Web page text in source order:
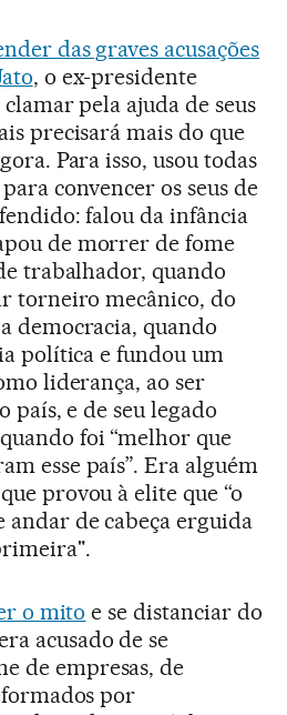
das graves acusações
, o ex-presidente
pela ajuda de seus
precisará mais do que
Para isso, usou todas
convencer os seus de
falou da infância
de morrer de fome
trabalhador, quando
torneiro mecânico, do
democracia, quando
política e fundou um
liderança, ao ser
e de seu legado
foi “melhor que
esse país”. Era alguém
provou à elite que “o
de cabeça erguida
o mito e se distanciar do
acusado de se
de empresas, de
por